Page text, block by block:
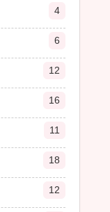
4
6
12
16
11
18
12